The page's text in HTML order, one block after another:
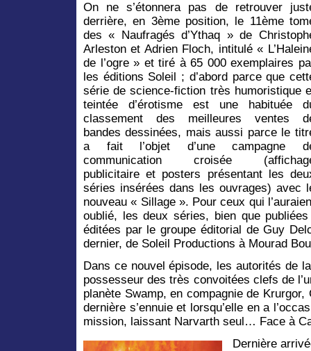
On ne s’étonnera pas de retrouver
derrière, en 3ème position, le 11ème
des « Naufragés d’Ythaq » de
Arleston et Adrien Floch, intitulé «
de l’ogre » et tiré à 65 000 exemplaires
les éditions Soleil ; d’abord parce que
série de science-fiction très humoristique
teintée d’érotisme est une habituée
classement des meilleures ventes
bandes dessinées, mais aussi parce le
a fait l’objet d’une campagne
communication croisée
publicitaire et posters présentant les
séries insérées dans les ouvrages) avec
nouveau « Sillage ». Pour ceux qui
oublié, les deux séries, bien que
éditées par le groupe éditorial de Guy
dernier, de Soleil Productions à Mourad
Dans ce nouvel épisode, les autorités de
possesseur des très convoitées clefs de
planète Swamp, en compagnie de
dernière s’ennuie et lorsqu’elle en a
mission, laissant Narvarth seul… Face à
Dernière